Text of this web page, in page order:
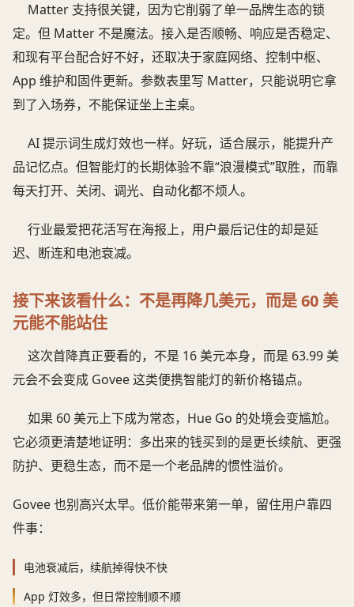
Matter 支持很关键，因为它削弱了单一品牌生态的锁
定。但 Matter 不是魔法。接入是否顺畅、响应是否稳定、
和现有平台配合好不好，还取决于家庭网络、控制中枢、
App 维护和固件更新。参数表里写 Matter，只能说明它拿
到了入场券，不能保证坐上主桌。
AI 提示词生成灯效也一样。好玩，适合展示，能提升产
品记忆点。但智能灯的长期体验不靠“浪漫模式”取胜，而靠
每天打开、关闭、调光、自动化都不烦人。
行业最爱把花活写在海报上，用户最后记住的却是延
迟、断连和电池衰减。
接下来该看什么：不是再降几美元，而是 60 美
元能不能站住
这次首降真正要看的，不是 16 美元本身，而是 63.99 美
元会不会变成 Govee 这类便携智能灯的新价格锚点。
如果 60 美元上下成为常态，Hue Go 的处境会变尴尬。
它必须更清楚地证明：多出来的钱买到的是更长续航、更强
防护、更稳生态，而不是一个老品牌的惯性溢价。
Govee 也别高兴太早。低价能带来第一单，留住用户靠四
件事：
电池衰减后，续航掉得快不快
App 灯效多，但日常控制顺不顺